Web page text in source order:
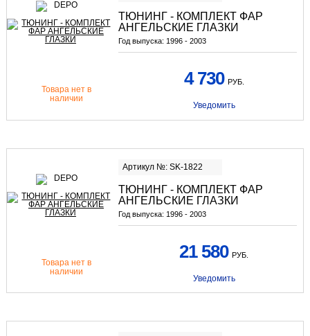
ТЮНИНГ - КОМПЛЕКТ ФАР
АНГЕЛЬСКИЕ ГЛАЗКИ
Год выпуска: 1996 - 2003
Товара нет в
наличии
4 730 РУБ.
Уведомить
Артикул №: SK-1822
ТЮНИНГ - КОМПЛЕКТ ФАР
АНГЕЛЬСКИЕ ГЛАЗКИ
Год выпуска: 1996 - 2003
Товара нет в
наличии
21 580 РУБ.
Уведомить